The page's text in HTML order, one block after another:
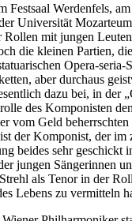
Werdenfels,
Universität
mit jungen
die kleinen Partien,
Opera-
aber durchaus
dazu bei, in der
des Komponisten
vom Geld
der Komponist, der im
beides sehr
jungen Sängerinnen
als Tenor in der
Lebens zu vermitteln